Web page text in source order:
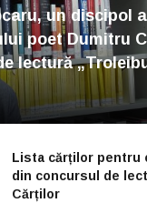
un discipol
poet Dumitru
lectură
Lista cărților pentru
din concursul de
Cărților